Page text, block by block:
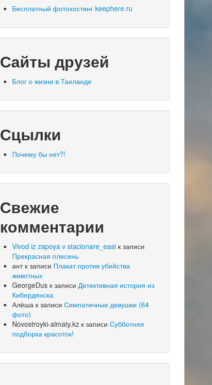
Бесплатный фотохостинг keephere.ru
Сайты друзей
Блог о жизни в Таиланде
Сцылки
Почему бы нет?!
Свежие
комментарии
Vivod iz zapoya v stacionare_easi к записи
Прекрасная плесень
антк записи Плакат против убийства
животных
GeorgeDus к записи Детективная история из
Кибердянска
Алёша к записи Симпатичные девушки (64
фото)
Novostroyki-almaty.kz к записи Субботняя
подборка красоток!